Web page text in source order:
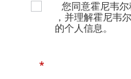
您同意霍尼韦
，并理解霍尼韦
的个人信息。
*